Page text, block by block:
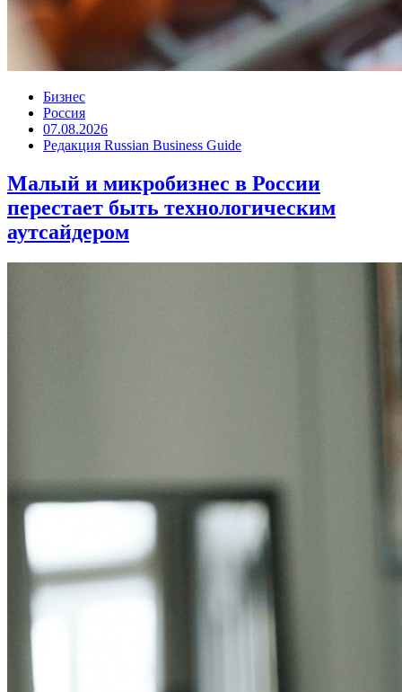
Бизнес
Россия
07.08.2026
Редакция Russian Business Guide
Малый и микробизнес в России
перестает быть технологическим
аутсайдером